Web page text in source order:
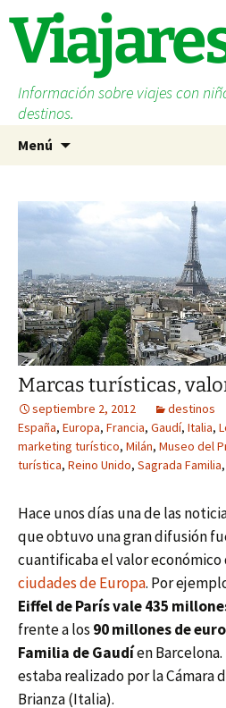
contenido
Información sobre viajes con
destinos.
Menú
Marcas turísticas,
septiembre 2, 2012 destinos
España, Europa, Francia, Gaudí, Italia,
marketing turístico, Milán, Museo del
turística, Reino Unido, Sagrada Familia,
Hace unos días una de las
que obtuvo una gran difusión
cuantificaba el valor
ciudades de Europa. Por
Eiffel de París vale 435
frente a los90 millones de
Familia de Gaudíen Barcelona.
estaba realizado por la Cámara
Brianza (Italia).